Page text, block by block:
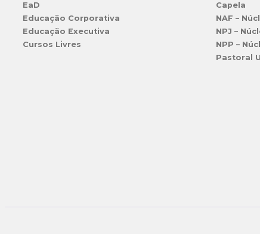
EaD
Educação Corporativa
Educação Executiva
Cursos Livres
Capela
NAF –
NPJ –
NPP –
Pastoral